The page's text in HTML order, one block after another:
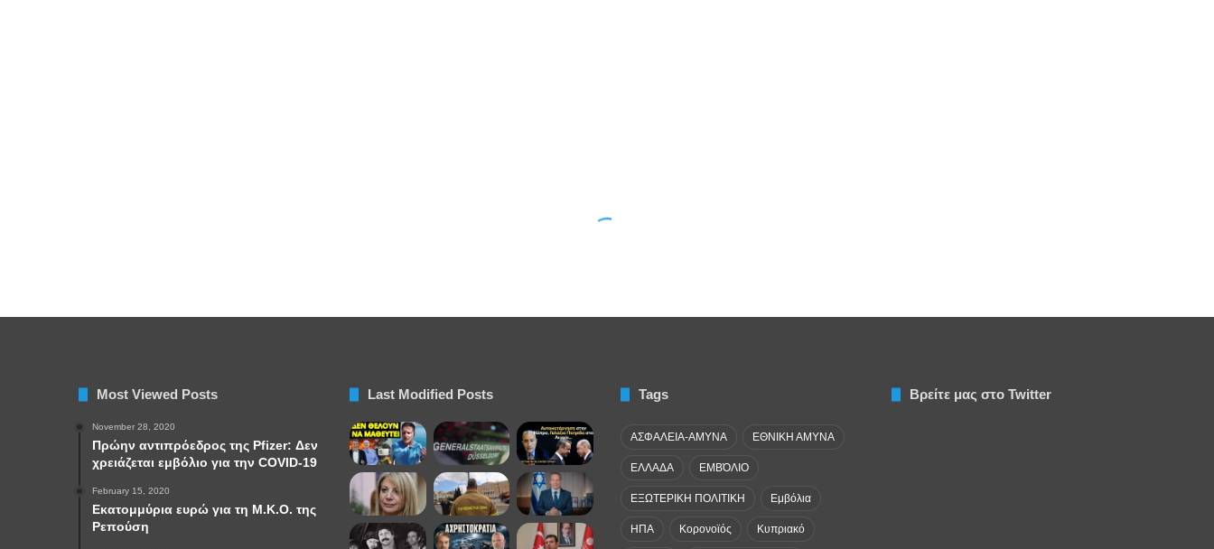
Most Viewed Posts
November 28, 2020
Πρώην αντιπρόεδρος της Pfizer: Δεν
χρειάζεται εμβόλιο για την COVID-19
February 15, 2020
Εκατομμύρια ευρώ για τη Μ.Κ.Ο. της
Ρεπούση
Last Modified Posts Tags
ΑΣΦΑΛΕΙΑ-ΑΜΥΝΑ ΕΘΝΙΚΗ ΑΜΥΝΑ
ΕΛΛΑΔΑ ΕΜΒΌΛΙΟ
ΕΞΩΤΕΡΙΚΗ ΠΟΛΙΤΙΚΗ Εμβόλια
ΗΠΑ Κορονοϊός Κυπριακό
Βρείτε μας στο Twitter